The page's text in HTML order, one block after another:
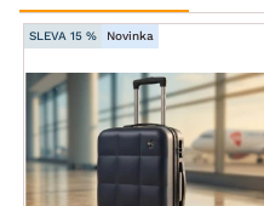
SLEVA 15 % Novinka